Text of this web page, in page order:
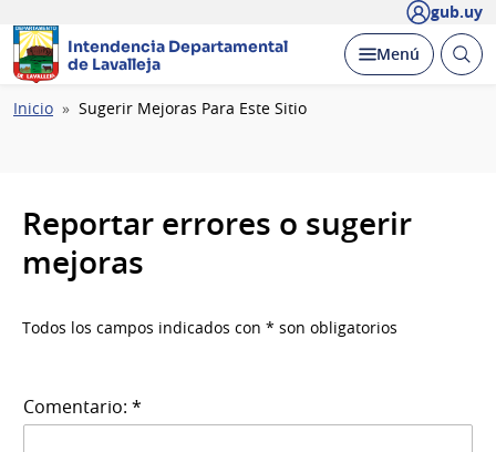
gub.uy
Intendencia Departamental
de Lavalleja
Desplegar
Menú Abrir
Ruta
Inicio Sugerir Mejoras Para Este Sitio
Reportar errores o sugerir
mejoras
Todos los campos indicados con * son obligatorios
Comentario: *